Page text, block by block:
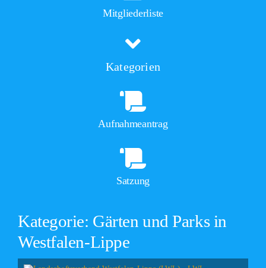
Mitgliederliste
Kategorien
Aufnahmeantrag
Satzung
Kategorie: Gärten und Parks in
Westfalen-Lippe